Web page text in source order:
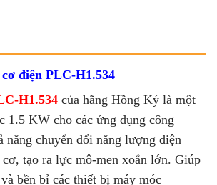
điện PLC-H1.534
H1.534 của hãng Hồng Ký là một
1.5 KW cho các ứng dụng công
năng chuyển đổi năng lượng điện
tạo ra lực mô-men xoắn lớn. Giúp
bền bỉ các thiết bị máy móc